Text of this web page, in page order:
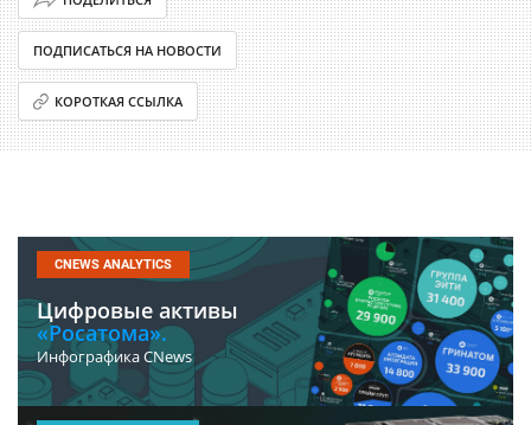
ПОДПИСАТЬСЯ НА НОВОСТИ
КОРОТКАЯ ССЫЛКА
CNEWS ANALYTICS
Цифровые активы
«Росатома».
Инфографика CNews